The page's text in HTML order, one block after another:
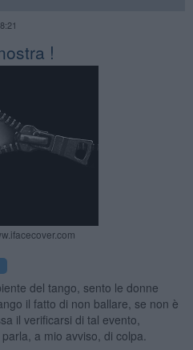
!
del tango, sento le donne
il fatto di non ballare, se non è
il verificarsi di tal evento,
a mio avviso, di colpa.